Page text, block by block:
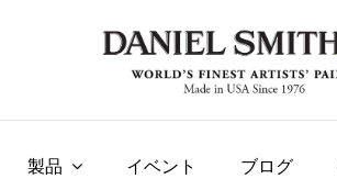
製品 イベント ブログ